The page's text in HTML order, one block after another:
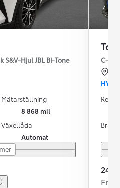
S&V-Hjul JBL Bi-Tone
Mätarställning
8 868 mil
Växellåda
Automat
C-HR
249